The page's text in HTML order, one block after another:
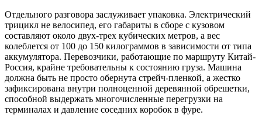
Отдельного разговора заслуживает упаковка. Электрический
трицикл не велосипед, его габариты в сборе с кузовом
составляют около двух-трех кубических метров, а вес
колеблется от 100 до 150 килограммов в зависимости от типа
аккумулятора. Перевозчики, работающие по маршруту Китай-
Россия, крайне требовательны к состоянию груза. Машина
должна быть не просто обернута стрейч-пленкой, а жестко
зафиксирована внутри полноценной деревянной обрешетки,
способной выдержать многочисленные перегрузки на
терминалах и давление соседних коробок в фуре.